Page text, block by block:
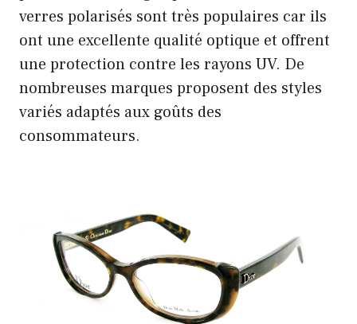
verres polarisés sont très populaires car ils
ont une excellente qualité optique et offrent
une protection contre les rayons UV. De
nombreuses marques proposent des styles
variés adaptés aux goûts des
consommateurs.